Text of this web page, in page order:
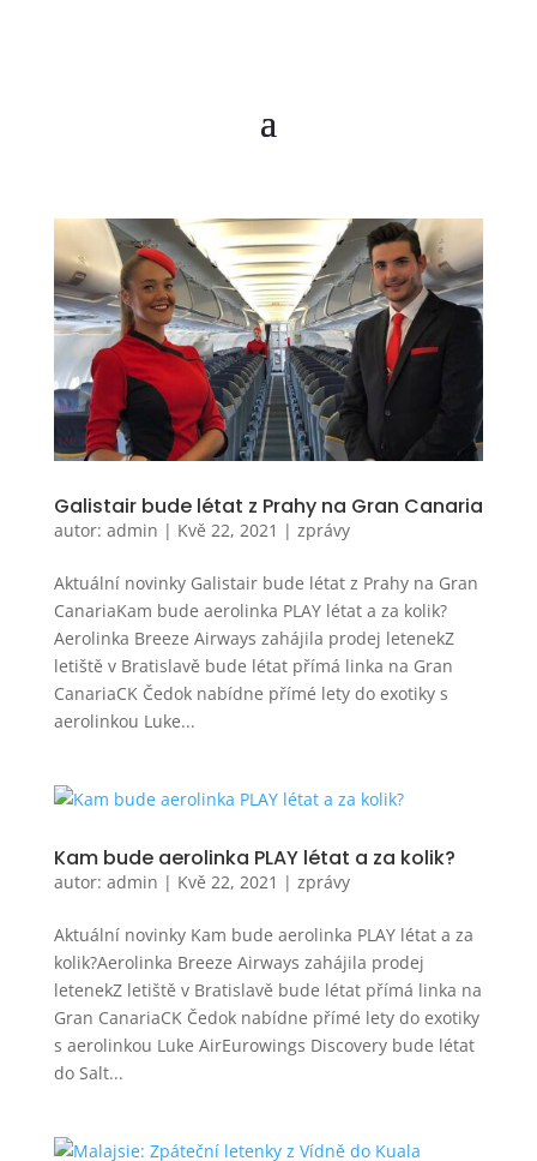
Galistair bude létat z Prahy na Gran Canaria
autor: admin | Kvě 22, 2021 | zprávy
Aktuální novinky Galistair bude létat z Prahy na Gran
CanariaKam bude aerolinka PLAY létat a za kolik?
Aerolinka Breeze Airways zahájila prodej letenekZ
letiště v Bratislavě bude létat přímá linka na Gran
CanariaCK Čedok nabídne přímé lety do exotiky s
aerolinkou Luke...
Kam bude aerolinka PLAY létat a za kolik?
autor: admin | Kvě 22, 2021 | zprávy
Aktuální novinky Kam bude aerolinka PLAY létat a za
kolik?Aerolinka Breeze Airways zahájila prodej
letenekZ letiště v Bratislavě bude létat přímá linka na
Gran CanariaCK Čedok nabídne přímé lety do exotiky
s aerolinkou Luke AirEurowings Discovery bude létat
do Salt...